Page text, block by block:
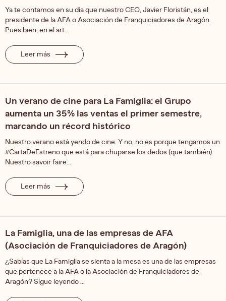
Ya te contamos en su día que nuestro CEO, Javier Floristán, es el
presidente de la AFA o Asociación de Franquiciadores de Aragón.
Pues bien, en el art...
Leer más
Un verano de cine para La Famiglia: el Grupo
aumenta un 35% las ventas el primer semestre,
marcando un récord histórico
Nuestro verano está yendo de cine. Y no, no es porque tengamos un
#CartaDeEstreno que está para chuparse los dedos (que también).
Nuestro savoir faire...
Leer más
La Famiglia, una de las empresas de AFA
(Asociación de Franquiciadores de Aragón)
¿Sabías que La Famiglia se sienta a la mesa es una de las empresas
que pertenece a la AFA o la Asociación de Franquiciadores de
Aragón? Sigue leyendo ...